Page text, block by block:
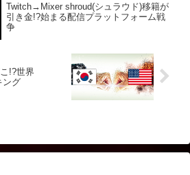
Twitch→Mixer shroud(シュラウド)移籍が
引き金!?始まる配信プラットフォーム戦
争
!?世界
ング